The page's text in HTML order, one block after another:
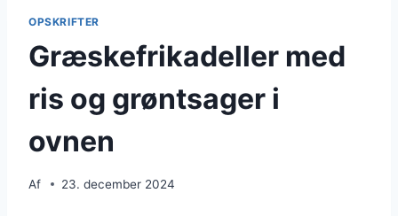
OPSKRIFTER
Græskefrikadeller med
ris og grøntsager i
ovnen
Af 23. december 2024